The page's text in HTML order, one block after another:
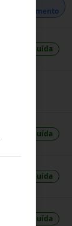
Andamento
Concluída
Concluída
Concluída
Concluída